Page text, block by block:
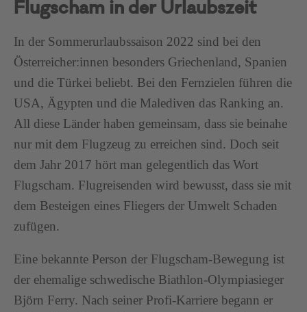
Flugscham in der Urlaubszeit
In der Sommerurlaubssaison 2022 sind bei den
Österreicher:innen besonders Griechenland, Spanien
und die Türkei beliebt. Bei den Fernzielen führen die
USA, Ägypten und die Malediven das Ranking an.
All diese Länder haben gemeinsam, dass sie beinahe
nur mit dem Flugzeug zu erreichen sind. Doch seit
dem Jahr 2017 hört man gelegentlich das Wort
Flugscham. Flugreisenden wird bewusst, dass sie mit
dem Besteigen eines Fliegers der Umwelt Schaden
zufügen.
Eine bekannte Person der Flugscham-Bewegung ist
der ehemalige schwedische Biathlon-Olympiasieger
Björn Ferry. Nach seiner Profi-Karriere begann er